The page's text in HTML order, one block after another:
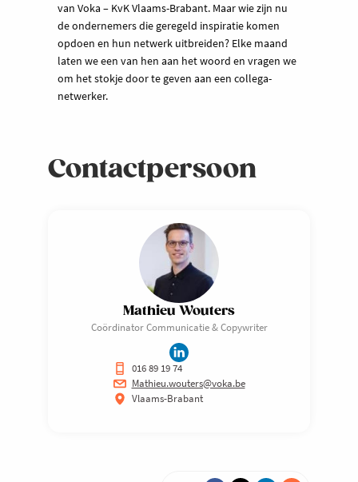
van Voka – KvK Vlaams-Brabant. Maar wie zijn nu
de ondernemers die geregeld inspiratie komen
opdoen en hun netwerk uitbreiden? Elke maand
laten we een van hen aan het woord en vragen we
om het stokje door te geven aan een collega-
netwerker.
Contactpersoon
Mathieu Wouters
Coördinator Communicatie & Copywriter
016 89 19 74
Mathieu.wouters@voka.be
Vlaams-Brabant